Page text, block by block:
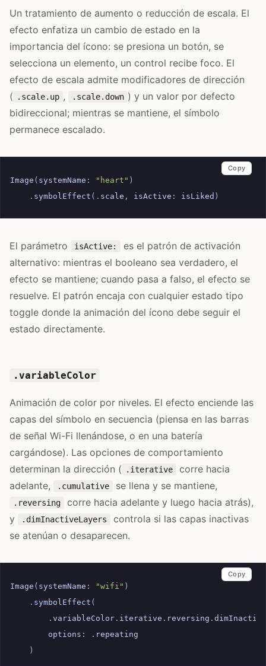
Un tratamiento de aumento o reducción de escala. El
efecto enfatiza un cambio de estado en la
importancia del ícono: se presiona un botón, se
selecciona un elemento, un control recibe foco. El
efecto de escala admite modificadores de dirección
(
.scale.up , .scale.down ) y un valor por defecto
bidireccional; mientras se mantiene, el símbolo
permanece escalado.
Image ( systemName : "heart" )
. symbolEffect (. scale , isActive : isLiked )
Copy
El parámetro isActive:
es el patrón de activación
alternativo: mientras el booleano sea verdadero, el
efecto se mantiene; cuando pasa a falso, el efecto se
resuelve. El patrón encaja con cualquier estado tipo
toggle donde la animación del ícono debe seguir el
estado directamente.
.variableColor
Animación de color por niveles. El efecto enciende las
capas del símbolo en secuencia (piensa en las barras
de señal Wi-Fi llenándose, o en una batería
cargándose). Las opciones de comportamiento
determinan la dirección (
.iterative
corre hacia
adelante,
.cumulative se llena y se mantiene,
.reversing
corre hacia adelante y luego hacia atrás),
y
.dimInactiveLayers
controla si las capas inactivas
se atenúan o desaparecen.
Image ( systemName : "wifi" )
. symbolEffect (
. variableColor . iterative . reversing .
options : . repeating
)
Copy